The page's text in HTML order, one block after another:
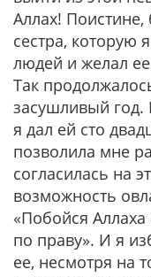
Аллах!
сестра, которую
людей и желал
Так
засушливый год.
я дал ей сто
позволила мне
согласилась на
возможность
«Побойся Аллаха
по праву». И я
ее, несмотря на